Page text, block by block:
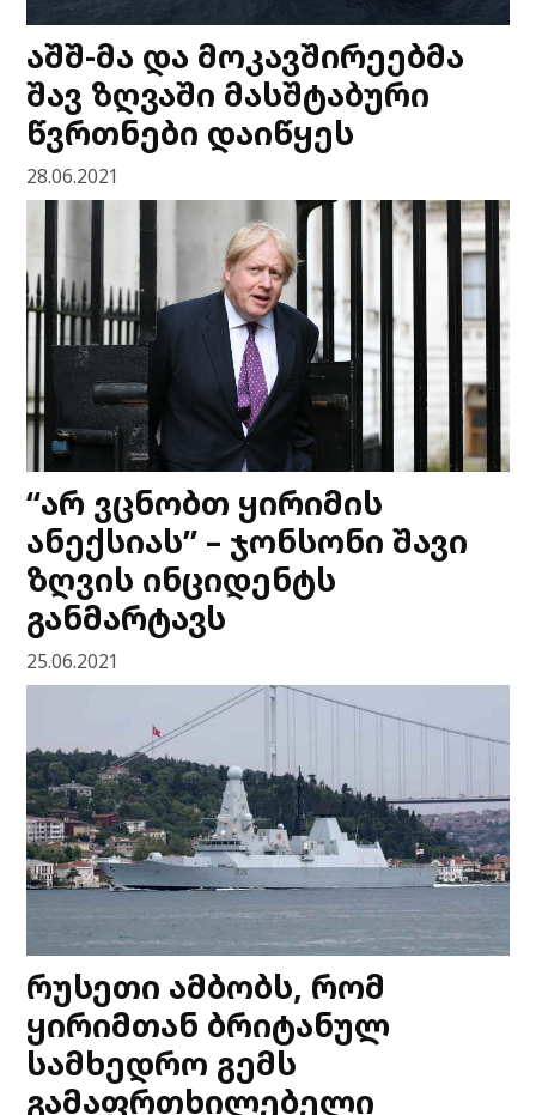
აშშ-მა და მოკავშირეებმა
შავ ზღვაში მასშტაბური
წვრთნები დაიწყეს
28.06.2021
“არ ვცნობთ ყირიმის
ანექსიას” – ჯონსონი შავი
ზღვის ინციდენტს
განმარტავს
25.06.2021
რუსეთი ამბობს, რომ
ყირიმთან ბრიტანულ
სამხედრო გემს
გამაფრთხილებელი